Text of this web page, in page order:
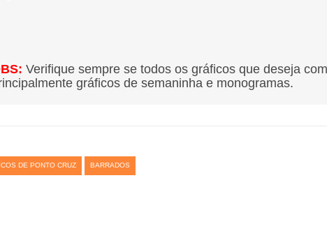
Verifique sempre se todos os gráficos que deseja
gráficos de semaninha e monogramas.
DE PONTO CRUZ BARRADOS